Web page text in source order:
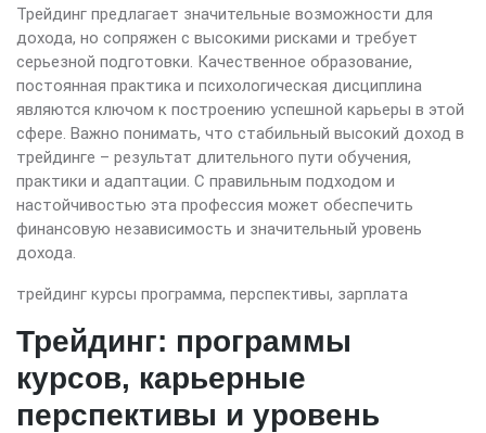
Трейдинг предлагает значительные возможности для
дохода, но сопряжен с высокими рисками и требует
серьезной подготовки. Качественное образование,
постоянная практика и психологическая дисциплина
являются ключом к построению успешной карьеры в этой
сфере. Важно понимать, что стабильный высокий доход в
трейдинге – результат длительного пути обучения,
практики и адаптации. С правильным подходом и
настойчивостью эта профессия может обеспечить
финансовую независимость и значительный уровень
дохода.
трейдинг курсы программа, перспективы, зарплата
Трейдинг: программы
курсов, карьерные
перспективы и уровень